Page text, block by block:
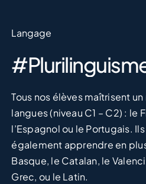
Langage
Tous nos élèves maîtrisent
langues (niveau C1 – C2) : le
l’Espagnol ou le Portugais.
également apprendre en
Basque, le Catalan, le
Grec, ou le Latin.